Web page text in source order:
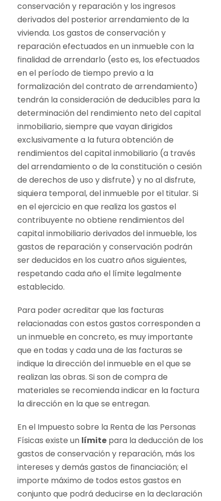
conservación y reparación y los ingresos
derivados del posterior arrendamiento de la
vivienda. Los gastos de conservación y
reparación efectuados en un inmueble con la
finalidad de arrendarlo (esto es, los efectuados
en el período de tiempo previo a la
formalización del contrato de arrendamiento)
tendrán la consideración de deducibles para la
determinación del rendimiento neto del capital
inmobiliario, siempre que vayan dirigidos
exclusivamente a la futura obtención de
rendimientos del capital inmobiliario (a través
del arrendamiento o de la constitución o cesión
de derechos de uso y disfrute) y no al disfrute,
siquiera temporal, del inmueble por el titular. Si
en el ejercicio en que realiza los gastos el
contribuyente no obtiene rendimientos del
capital inmobiliario derivados del inmueble, los
gastos de reparación y conservación podrán
ser deducidos en los cuatro años siguientes,
respetando cada año el límite legalmente
establecido.
Para poder acreditar que las facturas
relacionadas con estos gastos corresponden a
un inmueble en concreto, es muy importante
que en todas y cada una de las facturas se
indique la dirección del inmueble en el que se
realizan las obras. Si son de compra de
materiales se recomienda indicar en la factura
la dirección en la que se entregan.
En el Impuesto sobre la Renta de las Personas
Físicas existe un límite para la deducción de los
gastos de conservación y reparación, más los
intereses y demás gastos de financiación; el
importe máximo de todos estos gastos en
conjunto que podrá deducirse en la declaración